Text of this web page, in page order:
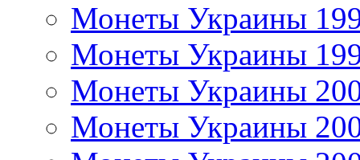
Монеты Украины
Монеты Украины
Монеты Украины
Монеты Украины